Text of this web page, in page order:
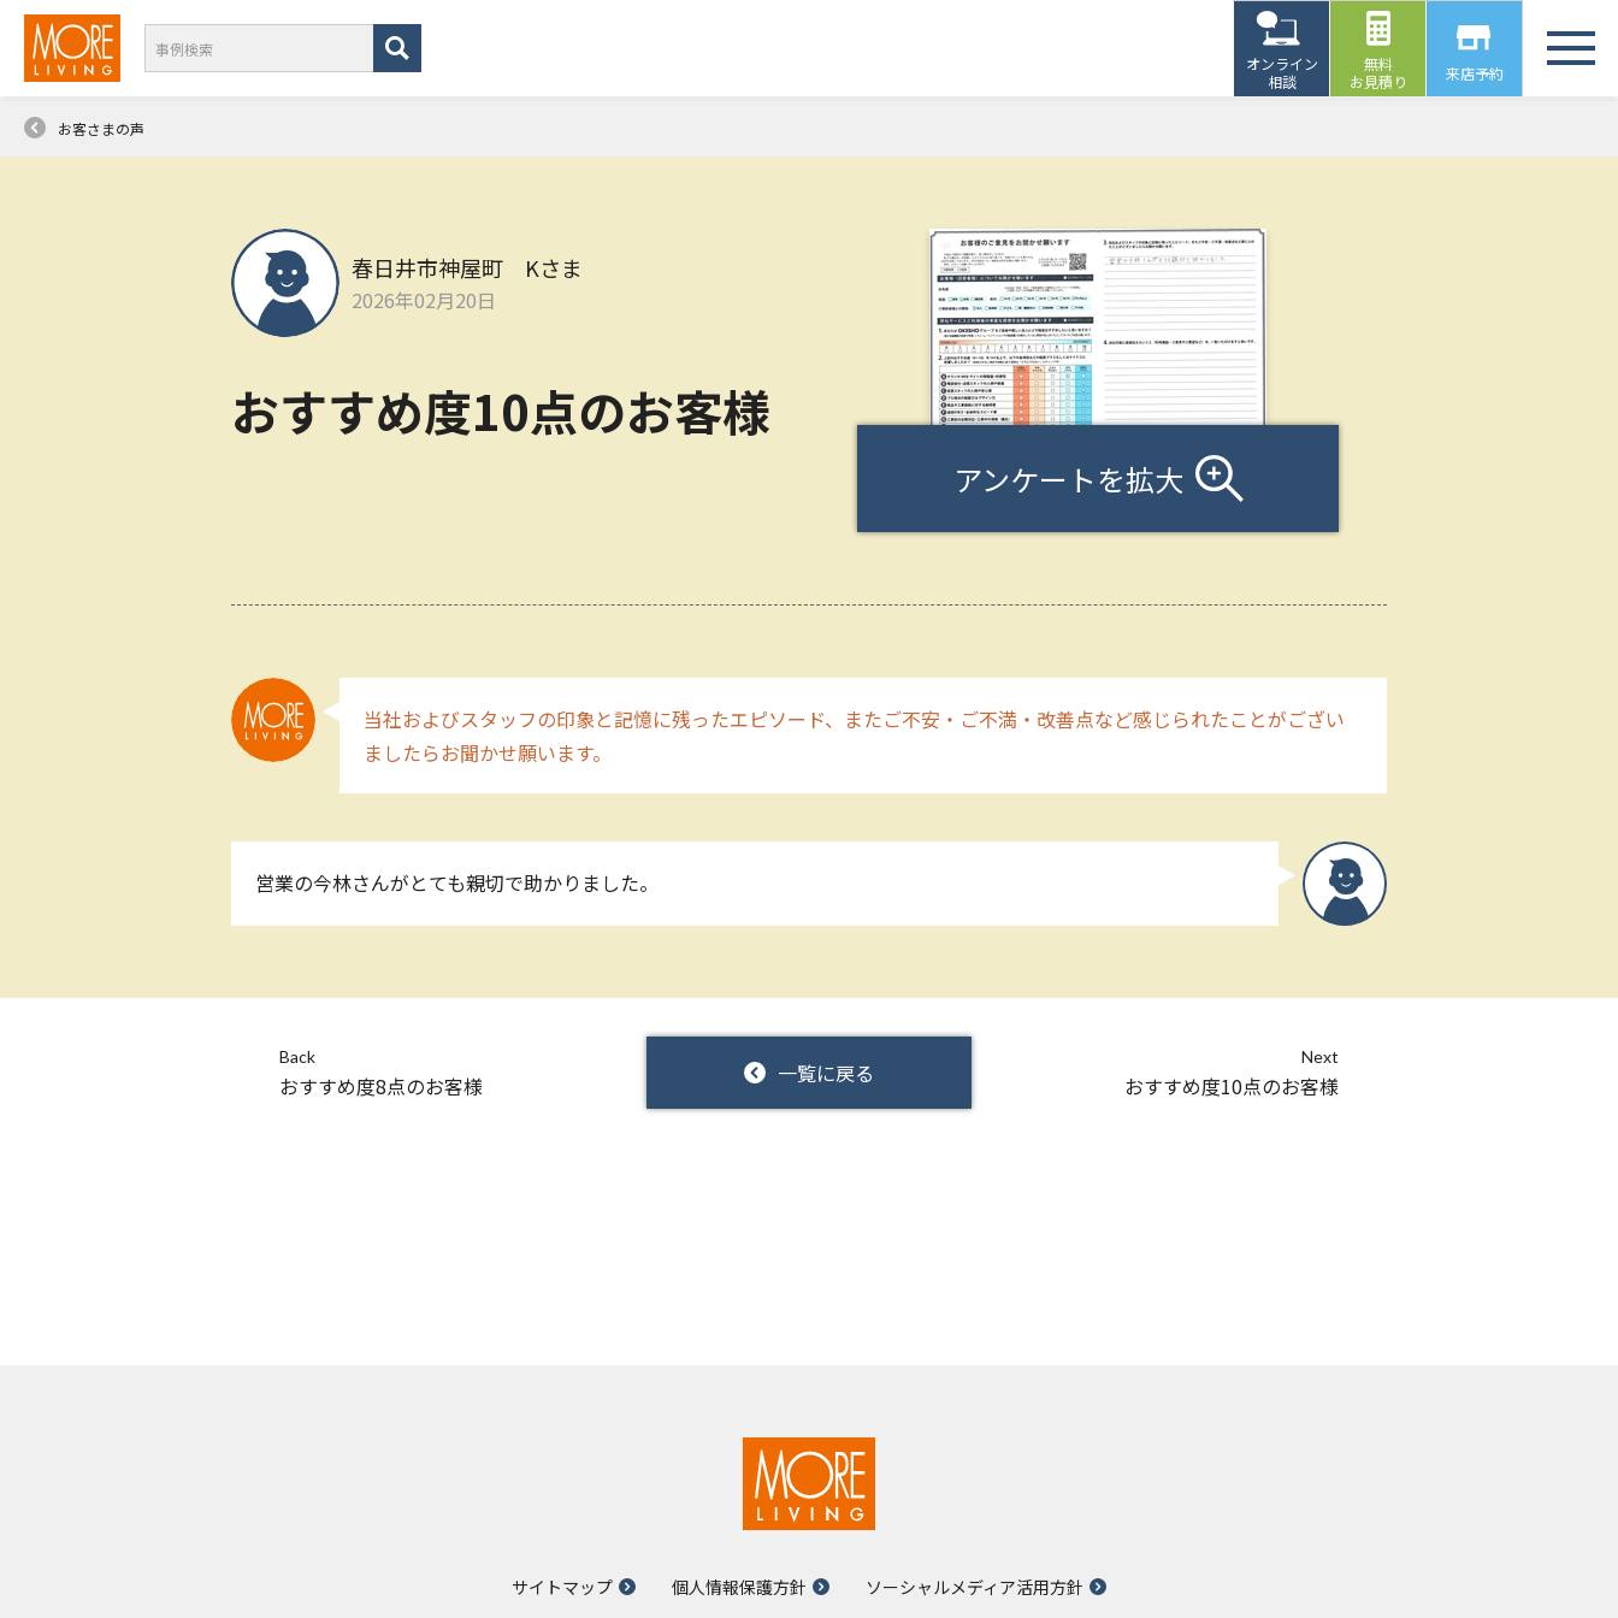
オンライン
相談
無料
お見積り
来店予約
お客さまの声
春日井市神屋町 Kさま
2026年02月20日
おすすめ度10点のお客様
アンケートを拡大
当社およびスタッフの印象と記憶に残ったエピソード、またご不安・ご不満・改善点など感じられたことがござい
ましたらお聞かせ願います。
営業の今林さんがとても親切で助かりました。
Back
おすすめ度8点のお客様 一覧に戻る
Next
おすすめ度10点のお客様
サイトマップ 個人情報保護方針 ソーシャルメディア活用方針